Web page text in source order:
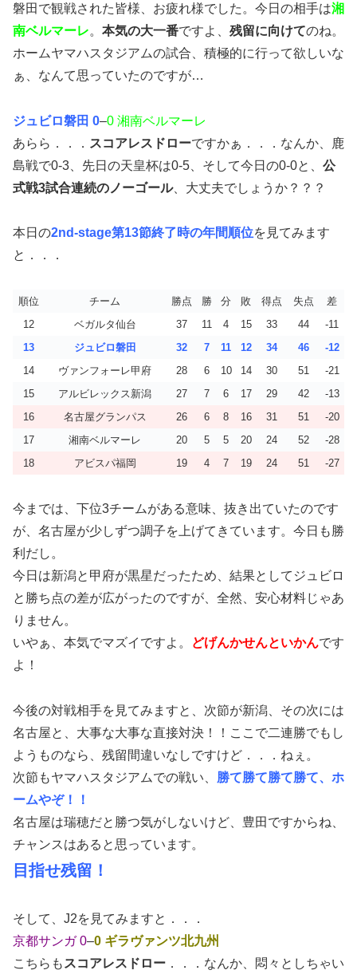
磐田で観戦された皆様、お疲れ様でした。今日の相手は湘
南ベルマーレ。 本気の大一番ですよ、 残留に向けてのね。
ホームヤマハスタジアムの試合、積極的に行って欲しいな
ぁ、なんて思っていたのですが…
ジュビロ磐田 0–0 湘南ベルマーレ
あらら．．． スコアレスドローですかぁ．．．なんか、鹿
島戦で0-3、先日の天皇杯は0-5、そして今日の0-0と、 公
式戦3試合連続のノーゴール、大丈夫でしょうか？？？
本日の2nd-stage第13節終了時の年間順位を見てみます
と．．．
順位 チーム 勝点 勝 分 敗 得点 失点
差
12
ベガルタ仙台 37 11 4 15 33 44
-11
13
ジュビロ磐田 32 7 11 12 34 46
-12
14
ヴァンフォーレ甲府 28 6 10 14 30 51
-21
15
アルビレックス新潟 27 7 6 17 29 42
-13
16
名古屋グランパス 26 6 8 16 31 51
-20
17
湘南ベルマーレ 20 5 5 20 24 52
-28
18
アビスパ福岡 19 4 7 19 24 51 -27
今までは、下位3チームがある意味、抜き出ていたのです
が、名古屋が少しずつ調子を上げてきています。今日も勝
利だし。
今日は新潟と甲府が黒星だったため、結果としてジュビロ
と勝ち点の差が広がったのですが、全然、安心材料じゃあ
りません。
いやぁ、本気でマズイですよ。
どげんかせんといかんです
よ！
今後の対戦相手を見てみますと、次節が新潟、その次には
名古屋と、大事な大事な直接対決！！ここで二連勝でもし
ようものなら、残留間違いなしですけど．．．ねぇ。
次節もヤマハスタジアムでの戦い、 勝て勝て勝て勝て、ホ
ームやぞ！！
名古屋は瑞穂だと勝つ気がしないけど、豊田ですからね、
チャンスはあると思っています。
目指せ残留！
そして、J2を見てみますと．．．
京都サンガ 0–0 ギラヴァンツ北九州
こちらも スコアレスドロー ．．．なんか、悶々としちゃい